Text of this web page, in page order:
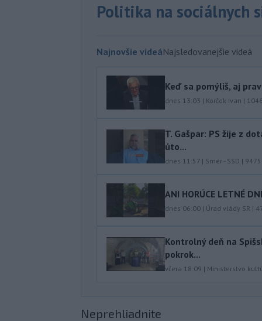
Politika na sociálnych
Najnovšie videáNajsledovanejšie videá
Keď sa pomýliš, aj
dnes 13:03 | Korčok Ivan | 1046
T. Gašpar: PS žije z
úto...
dnes 11:57 | Smer - SSD | 9475
ANI HORÚCE LETNÉ
dnes 06:00 | Úrad vlády SR |
Kontrolný deň na
pokrok...
včera 18:09 | Ministerstvo
Neprehliadnite